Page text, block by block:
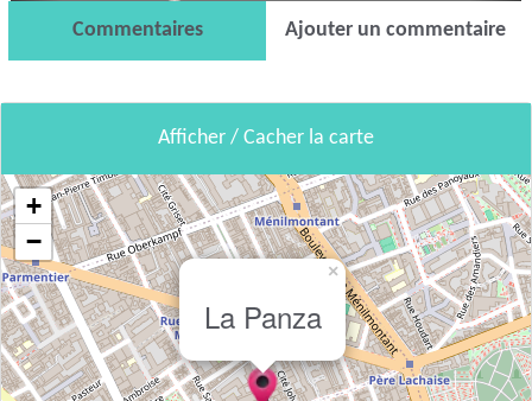
Commentaires Ajouter un commentaire
Afficher / Cacher la carte
La Panza
×
+
−